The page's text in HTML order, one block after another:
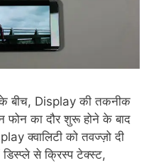
के बीच, Display की तकनीक
फोन का दौर शुरू होने के बाद
क्वालिटी को तवज्ज़ो दी
से क्रिस्प टेक्स्ट,